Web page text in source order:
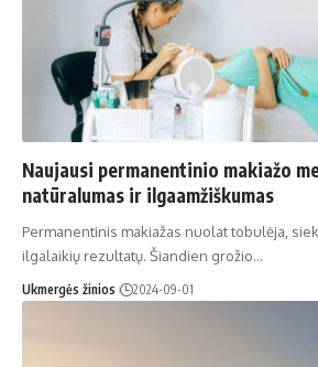
Naujausi permanentinio makiažo
natūralumas ir ilgaamžiškumas
Permanentinis makiažas nuolat tobulėja,
ilgalaikių rezultatų. Šiandien grožio…
Ukmergės žinios 2024-09-01